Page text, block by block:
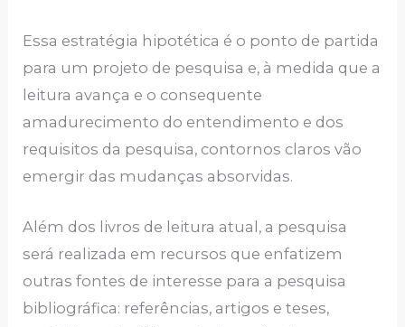
Essa estratégia hipotética é o ponto de partida
para um projeto de pesquisa e, à medida que a
leitura avança e o consequente
amadurecimento do entendimento e dos
requisitos da pesquisa, contornos claros vão
emergir das mudanças absorvidas.
Além dos livros de leitura atual, a pesquisa
será realizada em recursos que enfatizem
outras fontes de interesse para a pesquisa
bibliográfica: referências, artigos e teses,